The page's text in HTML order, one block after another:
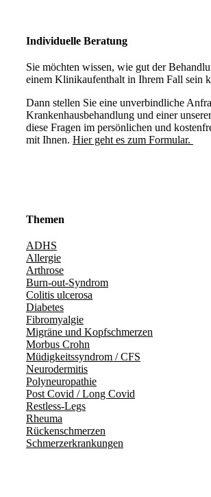
Individuelle Beratung
Sie möchten wissen, wie gut der
einem Klinikaufenthalt in Ihrem Fall sein
Dann stellen Sie eine unverbindliche
Krankenhausbehandlung und einer
diese Fragen im persönlichen und
mit Ihnen. Hier geht es zum Formular.
Themen
ADHS
Allergie
Arthrose
Burn-out-Syndrom
Colitis ulcerosa
Diabetes
Fibromyalgie
Migräne und Kopfschmerzen
Morbus Crohn
Müdigkeitssyndrom / CFS
Neurodermitis
Polyneuropathie
Post Covid / Long Covid
Restless-Legs
Rheuma
Rückenschmerzen
Schmerzerkrankungen